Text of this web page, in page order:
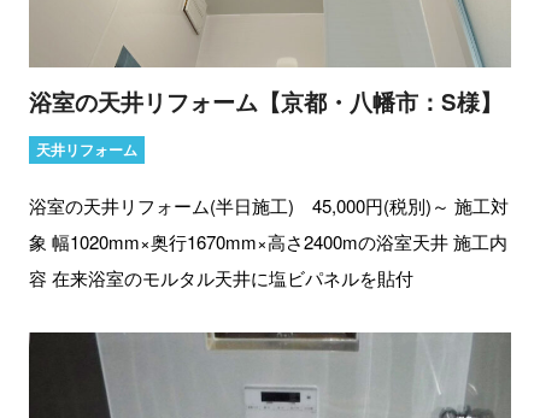
浴室の天井リフォーム【京都・八幡市：S様】
天井リフォーム
浴室の天井リフォーム(半日施工) 45,000円(税別)～ 施工対
象 幅1020mm×奥行1670mm×高さ2400mの浴室天井 施工内
容 在来浴室のモルタル天井に塩ビパネルを貼付